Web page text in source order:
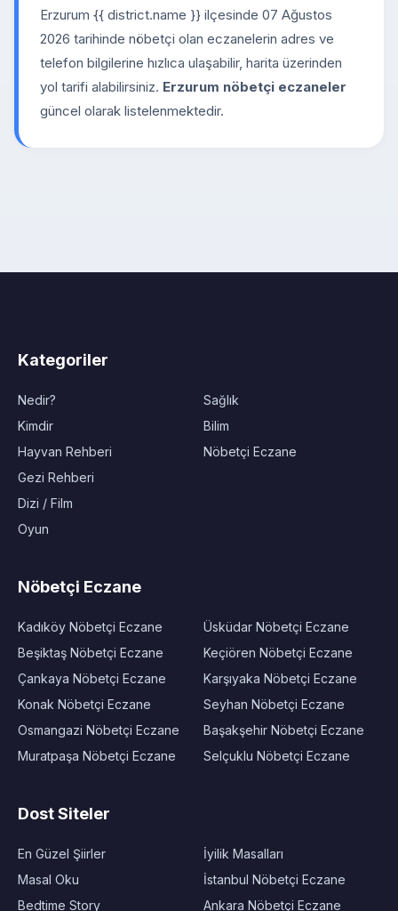
Erzurum {{ district.name }} ilçesinde 07 Ağustos
2026 tarihinde nöbetçi olan eczanelerin adres ve
telefon bilgilerine hızlıca ulaşabilir, harita üzerinden
yol tarifi alabilirsiniz. Erzurum nöbetçi eczaneler
güncel olarak listelenmektedir.
Kategoriler
Nedir?
Kimdir
Hayvan Rehberi
Gezi Rehberi
Dizi / Film
Oyun
Sağlık
Bilim
Nöbetçi Eczane
Nöbetçi Eczane
Kadıköy Nöbetçi Eczane
Beşiktaş Nöbetçi Eczane
Çankaya Nöbetçi Eczane
Konak Nöbetçi Eczane
Osmangazi Nöbetçi Eczane
Muratpaşa Nöbetçi Eczane
Üsküdar Nöbetçi Eczane
Keçiören Nöbetçi Eczane
Karşıyaka Nöbetçi Eczane
Seyhan Nöbetçi Eczane
Başakşehir Nöbetçi Eczane
Selçuklu Nöbetçi Eczane
Dost Siteler
En Güzel Şiirler
Masal Oku
Bedtime Story
İyilik Masalları
İstanbul Nöbetçi Eczane
Ankara Nöbetçi Eczane